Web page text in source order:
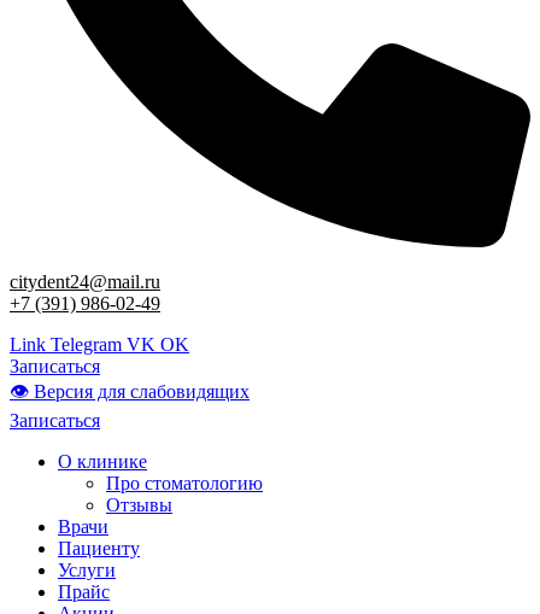
citydent24@mail.ru
+7 (391) 986-02-49
Link Telegram VK OK
Записаться
👁 Версия для слабовидящих
Записаться
О клинике
Про стоматологию
Отзывы
Врачи
Пациенту
Услуги
Прайс